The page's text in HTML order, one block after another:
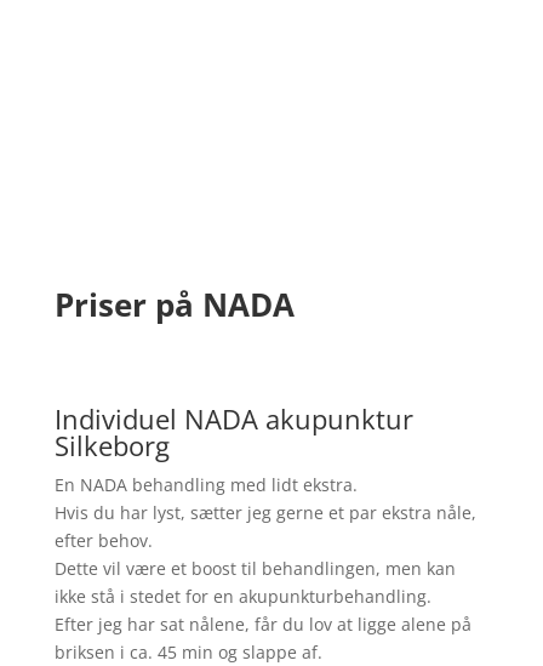
Priser på NADA
Individuel NADA akupunktur
Silkeborg
En NADA behandling med lidt ekstra.
Hvis du har lyst, sætter jeg gerne et par ekstra nåle,
efter behov.
Dette vil være et boost til behandlingen, men kan
ikke stå i stedet for en akupunkturbehandling.
Efter jeg har sat nålene, får du lov at ligge alene på
briksen i ca. 45 min og slappe af.